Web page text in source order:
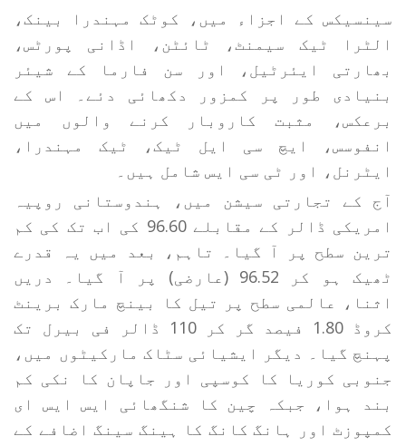
سینسیکس کے اجزاء میں، کوٹک مہندرا بینک،
الٹرا ٹیک سیمنٹ، ٹائٹن، اڈانی پورٹس،
بھارتی ایئرٹیل، اور سن فارما کے شیئر
بنیادی طور پر کمزور دکھائی دئے۔ اس کے
برعکس، مثبت کاروبار کرنے والوں میں
انفوسس، ایچ سی ایل ٹیک، ٹیک مہندرا،
ایٹرنل، اور ٹی سی ایس شامل ہیں۔
آج کے تجارتی سیشن میں، ہندوستانی روپیہ
امریکی ڈالر کے مقابلے 96.60 کی اب تک کی کم
ترین سطح پر آ گیا۔ تاہم، بعد میں یہ قدرے
ٹھیک ہو کر 96.52 (عارضی) پر آ گیا۔ دریں
اثنا، عالمی سطح پر تیل کا بینچ مارک برینٹ
کروڈ 1.80 فیصد گر کر 110 ڈالر فی بیرل تک
پہنچ گیا۔ دیگر ایشیائی سٹاک مارکیٹوں میں،
جنوبی کوریا کا کوسپی اور جاپان کا نکی کم
بند ہوا، جبکہ چین کا شنگھائی ایس ایس ای
کمپوزٹ اور ہانگ کانگ کا ہینگ سینگ اضافے کے